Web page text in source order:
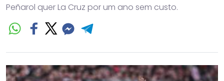
Peñarol quer La Cruz por um ano sem custo.